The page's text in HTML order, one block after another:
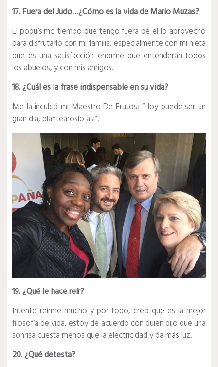
17. Fuera del Judo…¿Cómo es la vida de Mario Muzas?
El poquísimo tiempo que tengo fuera de él lo aprovecho
para disfrutarlo con mi familia, especialmente con mi nieta
que es una satisfacción enorme que entenderán todos
los abuelos, y con mis amigos.
18. ¿Cuál es la frase indispensable en su vida?
Me la inculcó mi Maestro De Frutos: “Hoy puede ser un
gran día, planteároslo así”.
19. ¿Qué le hace reír?
Intento reírme mucho y por todo, creo que es la mejor
filosofía de vida, estoy de acuerdo con quien dijo que una
sonrisa cuesta menos que la electricidad y da más luz.
20. ¿Qué detesta?